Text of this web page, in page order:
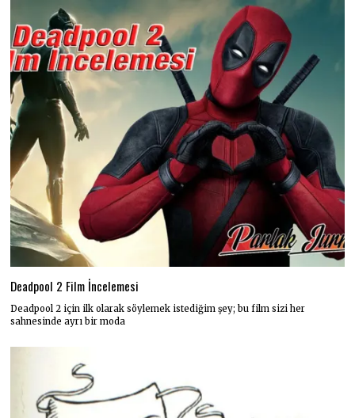
Deadpool 2 Film İncelemesi
Deadpool 2 için ilk olarak söylemek istediğim şey; bu film sizi her
sahnesinde ayrı bir moda